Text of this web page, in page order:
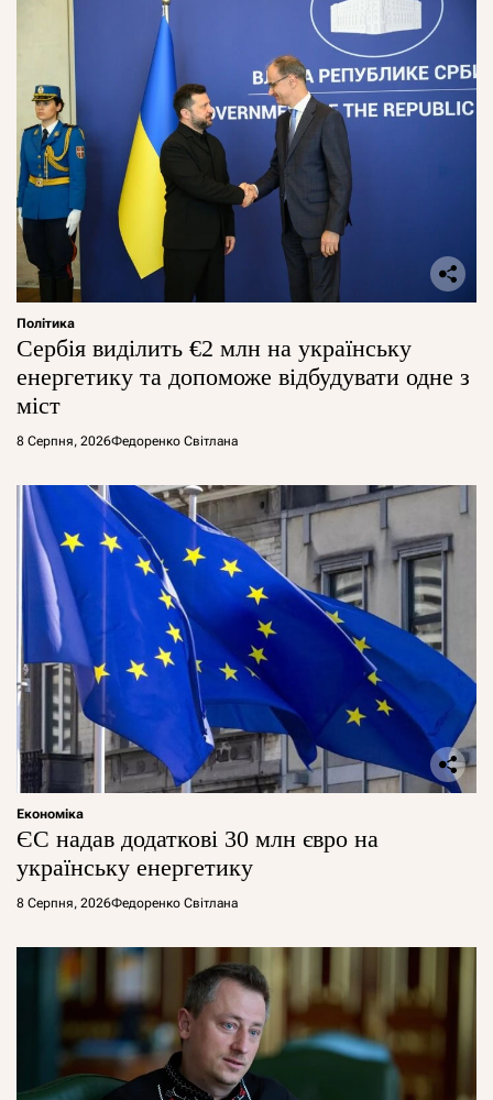
Політика
Сербія виділить €2 млн на українську
енергетику та допоможе відбудувати одне з
міст
8 Серпня, 2026Федоренко Світлана
Економіка
ЄС надав додаткові 30 млн євро на
українську енергетику
8 Серпня, 2026Федоренко Світлана